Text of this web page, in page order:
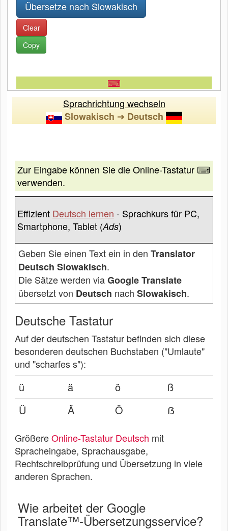
Clear
Copy
⌨
Sprachrichtung wechseln
Slowakisch ➔ Deutsch
Zur Eingabe können Sie die Online-Tastatur ⌨
verwenden.
Effizient Deutsch lernen - Sprachkurs für PC,
Smartphone, Tablet (Ads)
Geben Sie einen Text ein in den Translator
Deutsch Slowakisch.
Die Sätze werden viaGoogle Translate
übersetzt von Deutsch nach Slowakisch.
Deutsche Tastatur
Auf der deutschen Tastatur befinden sich diese
besonderen deutschen Buchstaben ("Umlaute"
und "scharfes s"):
ü ä ö
ß
Ü
Ä Ö ẞ
GrößereOnline-Tastatur Deutsch mit
Spracheingabe, Sprachausgabe,
Rechtschreibprüfung und Übersetzung in viele
anderen Sprachen.
Wie arbeitet der Google
Translate™-Übersetzungsservice?